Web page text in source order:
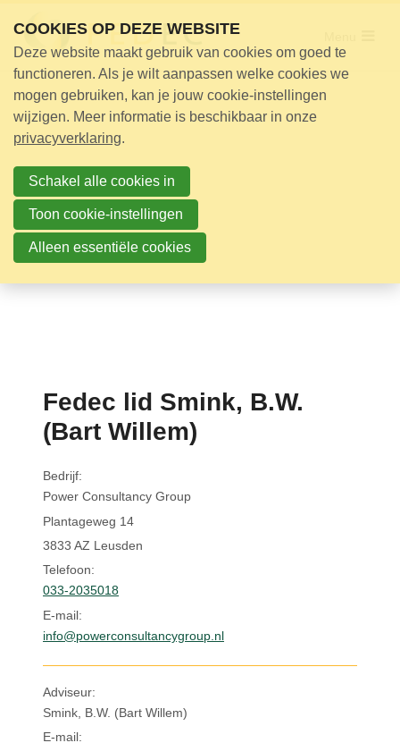
links
over
Jump
to
navigation
to
main
Fedec lid Smink, B.W.
(Bart Willem)
Bedrijf:
Power Consultancy Group
Plantageweg 14
3833 AZ Leusden
Telefoon:
033-2035018
E-mail:
info@powerconsultancygroup.nl
Adviseur:
Smink, B.W. (Bart Willem)
E-mail:
Adviseur nodig?
Opleidingen
Bijeenkomsten
Over ons
Nieuwsbrief
Nieuws
Inloggen
COOKIES OP DEZE WEBSITE
Deze website maakt gebruik van cookies om goed te
functioneren. Als je wilt aanpassen welke cookies we
mogen gebruiken, kan je jouw cookie-instellingen
wijzigen. Meer informatie is beschikbaar in onze
privacyverklaring.
Schakel alle cookies in
Toon cookie-instellingen
Alleen essentiële cookies